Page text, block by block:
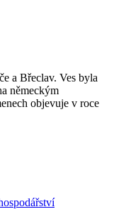
a Břeclav. Ves byla
německým
objevuje v roce